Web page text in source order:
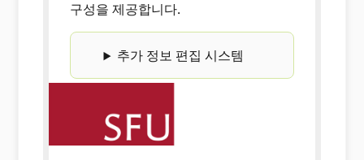
구성을 제공합니다.
추가 정보 편집 시스템